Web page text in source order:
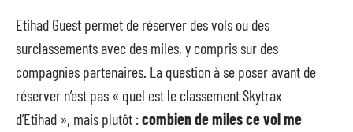
Etihad Guest permet de réserver des vols ou des
surclassements avec des miles, y compris sur des
compagnies partenaires. La question à se poser avant de
réserver n’est pas « quel est le classement Skytrax
d’Etihad », mais plutôt :combien de miles ce vol me